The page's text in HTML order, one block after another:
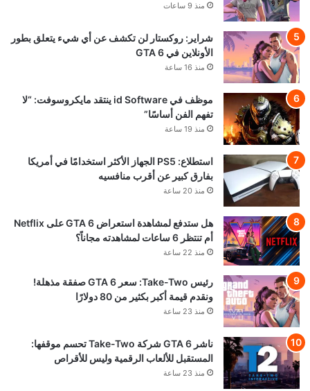
منذ 9 ساعات
شراير: روكستار لن تكشف عن أي شيء يتعلق بطور
الأونلاين في GTA 6
منذ 16 ساعة
موظف في id Software ينتقد مايكروسوفت: “لا
تفهم الفن أساسًا”
منذ 19 ساعة
استطلاع: PS5 الجهاز الأكثر استخدامًا في أمريكا
بفارق كبير عن أقرب منافسيه
منذ 20 ساعة
هل ستدفع لمشاهدة استعراض GTA 6 على Netflix
أم تنتظر 6 ساعات لمشاهدته مجاناً؟
منذ 22 ساعة
رئيس Take-Two: سعر GTA 6 صفقة مذهلة!
ونقدم قيمة أكبر بكثير من 80 دولارًا
منذ 23 ساعة
ناشر GTA 6 شركة Take-Two تحسم موقفها:
المستقبل للألعاب الرقمية وليس للأقراص
منذ 23 ساعة